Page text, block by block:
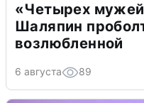
«Четырех
Шаляпин
возлюбленной
6 августа 89